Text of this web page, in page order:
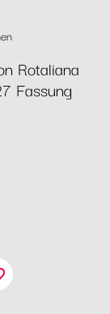
Rotaliana
Fassung